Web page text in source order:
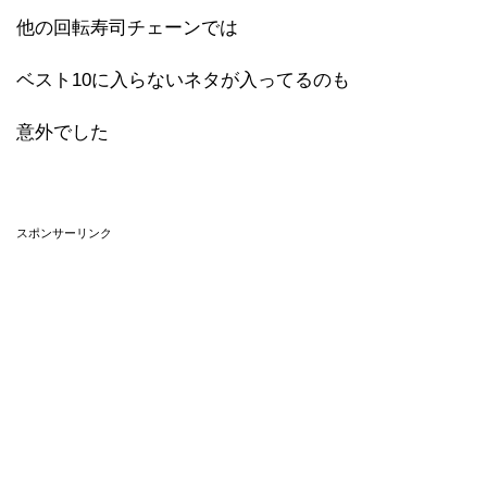
他の回転寿司チェーンでは
ベスト10に入らないネタが入ってるのも
意外でした
スポンサーリンク